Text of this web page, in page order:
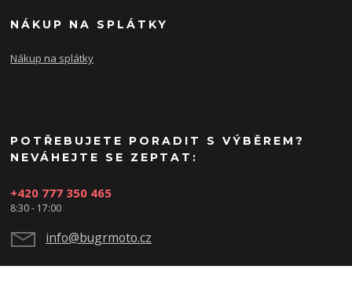
NÁKUP NA SPLÁTKY
Nákup na splátky
POTŘEBUJETE PORADIT S VÝBĚREM?
NEVÁHEJTE SE ZEPTAT:
+420 777 350 465
8:30 - 17:00
info@bugrmoto.cz